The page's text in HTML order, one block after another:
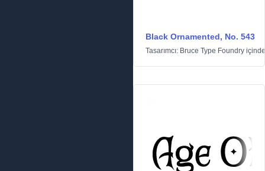
Black Ornamented, No. 543
Tasarımcı: Bruce Type Foundry